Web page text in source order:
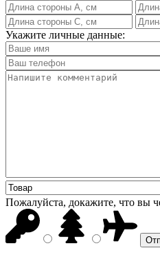
Укажите личные данные:
Пожалуйста, докажите, что вы